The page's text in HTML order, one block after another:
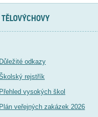
Důležité odkazy
rejstřík
Přehled vysokých škol
Plán veřejných zakázek 2026